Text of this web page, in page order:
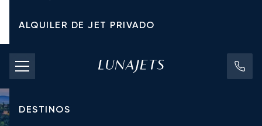
ALQUILER DE JET PRIVADO
TARIFAS DE CHÁRTER
JETS PRIVADOS
DESTINOS